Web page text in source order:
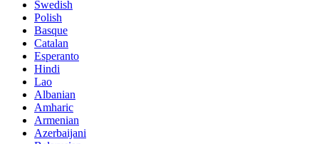
Swedish
Polish
Basque
Catalan
Esperanto
Hindi
Lao
Albanian
Amharic
Armenian
Azerbaijani